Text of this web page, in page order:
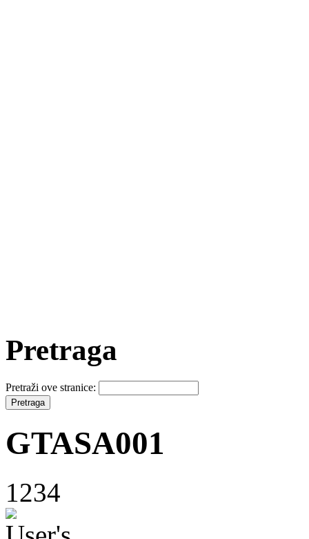
Pretraga
Pretraži ove stranice:
GTASA001
1234